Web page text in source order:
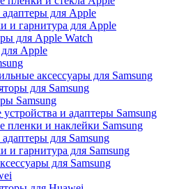
для Apple
и гарнитура для Apple
для Apple Watch
Apple
аксессуары для Samsung
для Samsung
Samsung
и адаптеры Samsung
пленки и наклейки Samsung
для Samsung
и гарнитура для Samsung
для Samsung